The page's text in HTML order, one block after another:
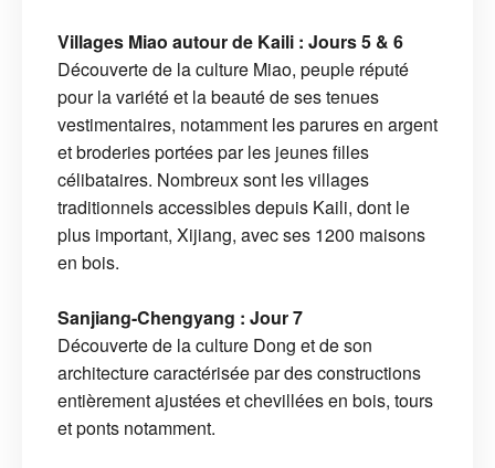
Villages Miao autour de Kaili : Jours 5 & 6
Découverte de la culture Miao, peuple réputé
pour la variété et la beauté de ses tenues
vestimentaires, notamment les parures en argent
et broderies portées par les jeunes filles
célibataires. Nombreux sont les villages
traditionnels accessibles depuis Kaili, dont le
plus important, Xijiang, avec ses 1200 maisons
en bois.
Sanjiang-Chengyang : Jour 7
Découverte de la culture Dong et de son
architecture caractérisée par des constructions
entièrement ajustées et chevillées en bois, tours
et ponts notamment.